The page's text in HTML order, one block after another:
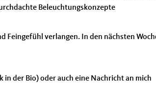
Beleuchtungskonzepte
Feingefühl verlangen. In den nächsten
der Bio) oder auch eine Nachricht an mich